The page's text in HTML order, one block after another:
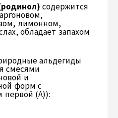
содержится
лимонном,
обладает запахом
альдегиды
смесями
и
форм с
первой (А)):